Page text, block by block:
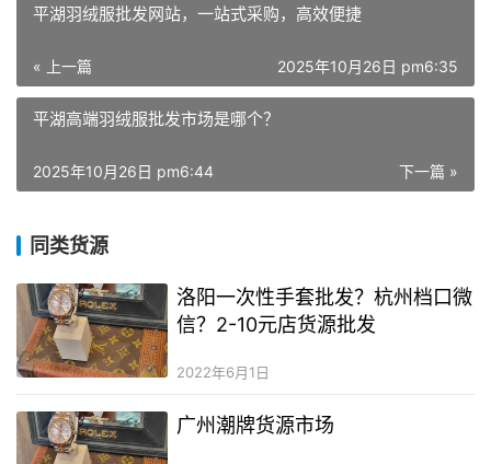
平湖羽绒服批发网站，一站式采购，高效便捷
« 上一篇 2025年10月26日 pm6:35
平湖高端羽绒服批发市场是哪个？
下一篇 »
2025年10月26日 pm6:44
同类货源
洛阳一次性手套批发？杭州档口微
信？2-10元店货源批发
2022年6月1日
广州潮牌货源市场